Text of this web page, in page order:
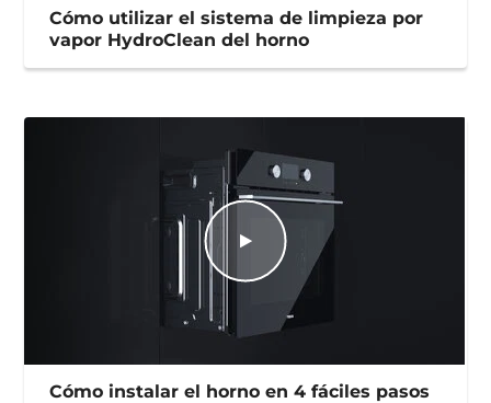
Cómo utilizar el sistema de limpieza por
vapor HydroClean del horno
Cómo instalar el horno en 4 fáciles pasos